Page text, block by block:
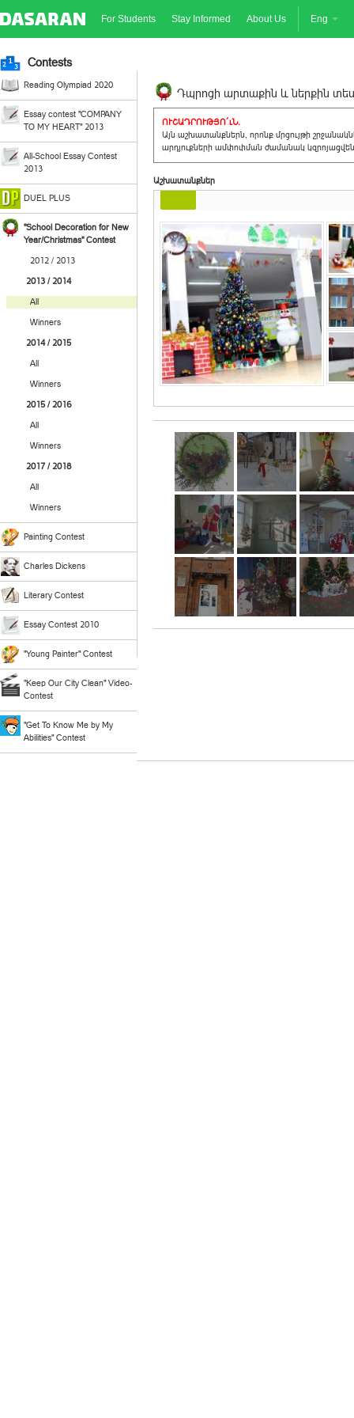
For Students Stay Informed About Us Eng
Contests
Reading Olympiad 2020
Essay contest "COMPANY
TO MY HEART" 2013
All-School Essay Contest
2013
DUEL PLUS
"School Decoration for New
Year/Christmas" Contest
2012 / 2013
2013 / 2014
All
Winners
2014 / 2015
All
Winners
2015 / 2016
All
Winners
2017 / 2018
All
Winners
Painting Contest
Charles Dickens
Literary Contest
Essay Contest 2010
"Young Painter" Contest
"Keep Our City Clean" Video-
Contest
"Get To Know Me by My
Abilities" Contest
Դպրոցի արտաքին և ներքին
ՈՒՇԱԴՐՈՒԹՅՈ´ւՆ.
Այն աշխատանքներն, որոնք մրցույթի
արդյուքների ամփոփման ժամանակ
Աշխատանքներ